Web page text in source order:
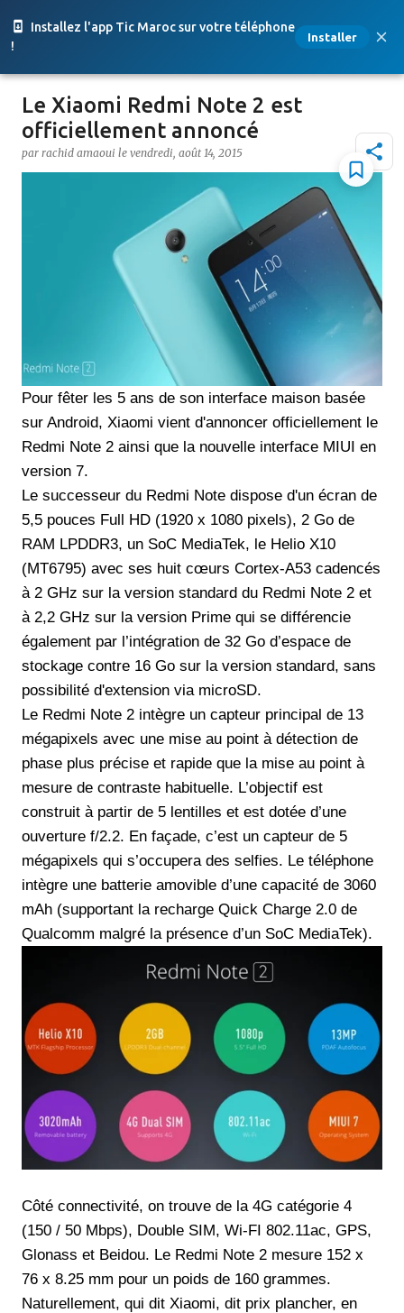
Installez l'app Tic Maroc sur votre téléphone
!
Installer
Accéder au contenu principal
Le Xiaomi Redmi Note 2 est
officiellement annoncé
par rachid amaoui le vendredi, août 14, 2015
Pour fêter les 5 ans de son interface maison basée
sur Android, Xiaomi vient d'annoncer officiellement le
Redmi Note 2 ainsi que la nouvelle interface MIUI en
version 7.
Le successeur du Redmi Note dispose d'un écran de
5,5 pouces Full HD (1920 x 1080 pixels), 2 Go de
RAM LPDDR3, un SoC MediaTek, le Helio X10
(MT6795) avec ses huit cœurs Cortex-A53 cadencés
à 2 GHz sur la version standard du Redmi Note 2 et
à 2,2 GHz sur la version Prime qui se différencie
également par l’intégration de 32 Go d’espace de
stockage contre 16 Go sur la version standard, sans
possibilité d'extension via microSD.
Le Redmi Note 2 intègre un capteur principal de 13
mégapixels avec une mise au point à détection de
phase plus précise et rapide que la mise au point à
mesure de contraste habituelle. L’objectif est
construit à partir de 5 lentilles et est dotée d’une
ouverture f/2.2. En façade, c’est un capteur de 5
mégapixels qui s’occupera des selfies. Le téléphone
intègre une batterie amovible d’une capacité de 3060
mAh (supportant la recharge Quick Charge 2.0 de
Qualcomm malgré la présence d’un SoC MediaTek).
Côté connectivité, on trouve de la 4G catégorie 4
(150 / 50 Mbps), Double SIM, Wi-FI 802.11ac, GPS,
Glonass et Beidou. Le Redmi Note 2 mesure 152 x
76 x 8.25 mm pour un poids de 160 grammes.
Naturellement, qui dit Xiaomi, dit prix plancher, en